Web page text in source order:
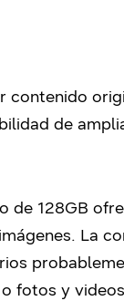
de
de 128GB
La
fotos y